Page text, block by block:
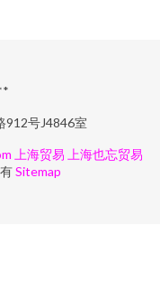
912号J4846室
上海贸易 上海也忘贸易
Sitemap